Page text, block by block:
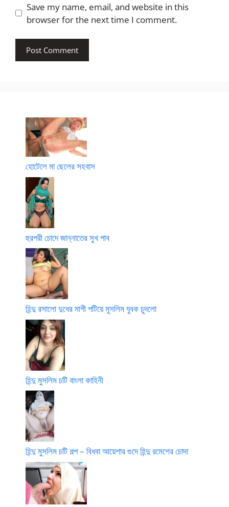
Save my name, email, and website in this
browser for the next time I comment.
হোটেলে মা ছেলের সহবাস
হুরপরী চোদে জান্নাতের সুখ পাব
হিন্দু রসালো দুধের মাগী পটিয়ে মুসলিম যুবক চুদলো
হিন্দু মুসলিম চটি বাংলা কাহিনী
হিন্দু মুসলিম চটি গল্প – বিধবা আয়েশার গুদে হিন্দু রমেশের চোদা